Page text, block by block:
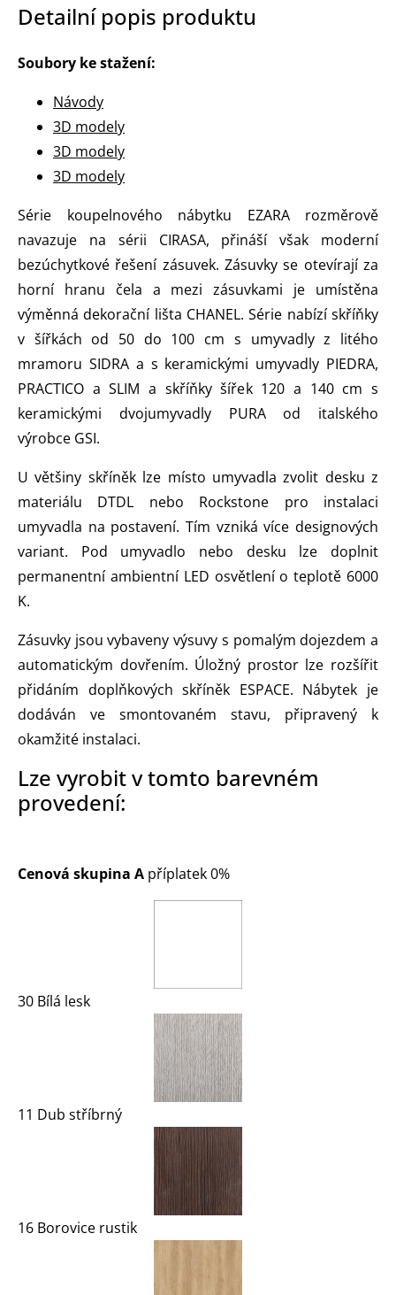
Detailní popis produktu
Soubory ke stažení:
Návody
3D modely
3D modely
3D modely
Série koupelnového nábytku EZARA rozměrově
navazuje na sérii CIRASA, přináší však moderní
bezúchytkové řešení zásuvek. Zásuvky se otevírají za
horní hranu čela a mezi zásuvkami je umístěna
výměnná dekorační lišta CHANEL. Série nabízí skříňky
v šířkách od 50 do 100 cm s umyvadly z litého
mramoru SIDRA a s keramickými umyvadly PIEDRA,
PRACTICO a SLIM a skříňky šířek 120 a 140 cm s
keramickými dvojumyvadly PURA od italského
výrobce GSI.
U většiny skříněk lze místo umyvadla zvolit desku z
materiálu DTDL nebo Rockstone pro instalaci
umyvadla na postavení. Tím vzniká více designových
variant. Pod umyvadlo nebo desku lze doplnit
permanentní ambientní LED osvětlení o teplotě 6000
K.
Zásuvky jsou vybaveny výsuvy s pomalým dojezdem a
automatickým dovřením. Úložný prostor lze rozšířit
přidáním doplňkových skříněk ESPACE. Nábytek je
dodáván ve smontovaném stavu, připravený k
okamžité instalaci.
Lze vyrobit v tomto barevném
provedení:
Cenová skupina A příplatek 0%
30 Bílá lesk
11 Dub stříbrný
16 Borovice rustik